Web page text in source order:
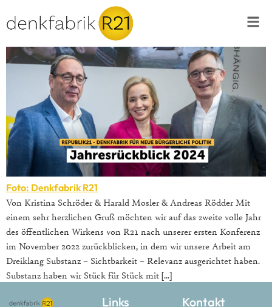
Foto: Denkfabrik R21
Von Kristina Schröder & Harald Mosler & Andreas Rödder Mit
einem sehr herzlichen Gruß möchten wir auf das zweite volle Jahr
des öffentlichen Wirkens von R21 nach unserer ersten Konferenz
im November 2022 zurückblicken, in dem wir unsere Arbeit am
Dreiklang Substanz – Sichtbarkeit – Relevanz ausgerichtet haben.
Substanz haben wir Stück für Stück mit […]
Links Kontakt